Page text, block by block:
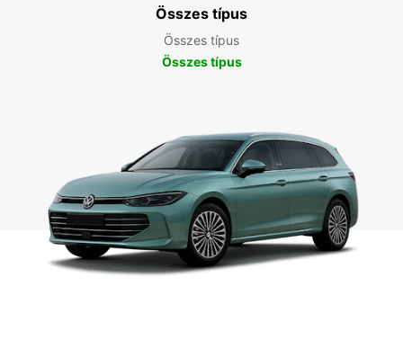
Összes típus
Összes típus
Összes típus